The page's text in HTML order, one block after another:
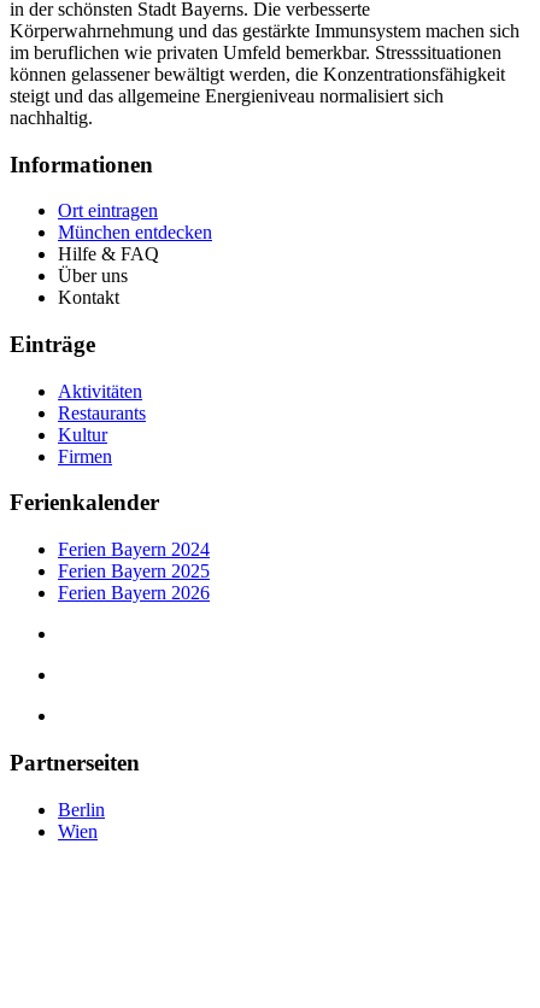
in der schönsten Stadt Bayerns. Die verbesserte
Körperwahrnehmung und das gestärkte Immunsystem machen sich
im beruflichen wie privaten Umfeld bemerkbar. Stresssituationen
können gelassener bewältigt werden, die Konzentrationsfähigkeit
steigt und das allgemeine Energieniveau normalisiert sich
nachhaltig.
Informationen
Ort eintragen
München entdecken
Hilfe & FAQ
Über uns
Kontakt
Einträge
Aktivitäten
Restaurants
Kultur
Firmen
Ferienkalender
Ferien Bayern 2024
Ferien Bayern 2025
Ferien Bayern 2026
Partnerseiten
Berlin
Wien